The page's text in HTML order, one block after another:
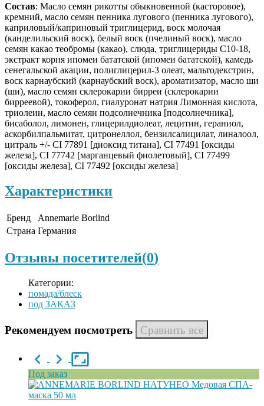
Состав: Масло семян рикотты обыкновенной (касторовое),
кремний, масло семян пенника лугового (пенника лугового),
каприловый/каприновый триглицерид, воск молочая
(канделильский воск), белый воск (пчелиный воск), масло
семян какао теобромы (какао), слюда, триглицериды C10-18,
экстракт корня ипомеи бататской (ипомеи бататской), камедь
сенегальской акации, полиглицерил-3 олеат, мальтодекстрин,
воск карнаубский (карнаубский воск), ароматизатор, масло ши
(ши), масло семян склерокарии бирреи (склерокарии
бирреевой), токоферол, гиалуронат натрия Лимонная кислота,
триолеин, масло семян подсолнечника [подсолнечника],
бисаболол, лимонен, глицерилдиолеат, лецитин, гераниол,
аскорбилпальмитат, цитронеллол, бензилсалицилат, линалоол,
цитраль +/- CI 77891 [диоксид титана], CI 77491 [оксиды
железа], CI 77742 [марганцевый фиолетовый], CI 77499
[оксиды железа], CI 77492 [оксиды железа]
Характеристики
Бренд
Annemarie Borlind
Страна Германия
Отзывы посетителей(0)
Категории:
помада/блеск
под ЗАКАЗ
Рекомендуем посмотреть
Под заказ